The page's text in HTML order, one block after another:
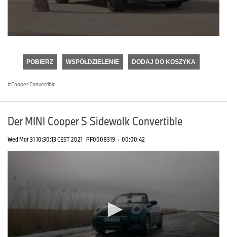
seconds
POBIERZ WSPÓŁDZIELENIE DODAJ DO KOSZYKA
Cooper Convertible
Der MINI Cooper S Sidewalk Convertible
Wed Mar 31 10:30:13 CEST 2021 PF0008319 · 00:00:42